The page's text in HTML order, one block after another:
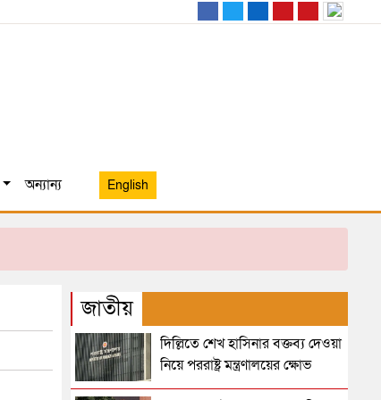
অন্যান্য English
জাতীয়
দিল্লিতে শেখ হাসিনার বক্তব্য দেওয়া
নিয়ে পররাষ্ট্র মন্ত্রণালয়ের ক্ষোভ